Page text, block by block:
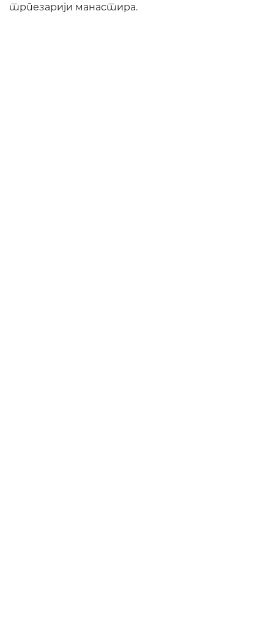
трпезарији манастира.